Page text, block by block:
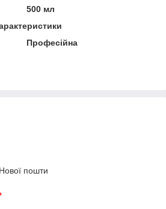
500 мл
Професійна
пошти